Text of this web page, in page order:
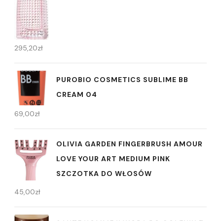
295,20zł
PUROBIO COSMETICS SUBLIME BB
CREAM 04
69,00zł
OLIVIA GARDEN FINGERBRUSH AMOUR
LOVE YOUR ART MEDIUM PINK
SZCZOTKA DO WŁOSÓW
45,00zł